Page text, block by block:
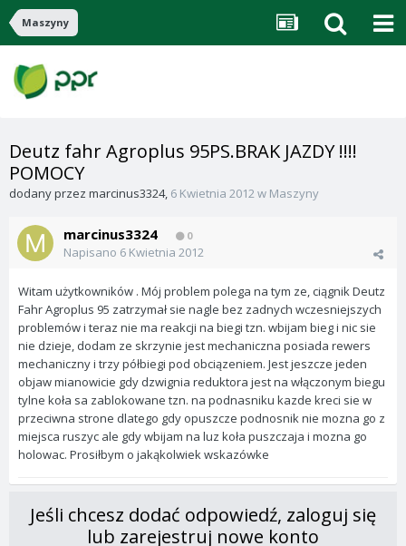
Maszyny
Deutz fahr Agroplus 95PS.BRAK JAZDY !!!!
POMOCY
dodany przez marcinus3324, 6 Kwietnia 2012w Maszyny
marcinus3324 0
Napisano 6 Kwietnia 2012
Witam użytkowników . Mój problem polega na tym ze, ciągnik Deutz
Fahr Agroplus 95 zatrzymał sie nagle bez zadnych wczesniejszych
problemów i teraz nie ma reakcji na biegi tzn. wbijam bieg i nic sie
nie dzieje, dodam ze skrzynie jest mechaniczna posiada rewers
mechaniczny i trzy półbiegi pod obciązeniem. Jest jeszcze jeden
objaw mianowicie gdy dzwignia reduktora jest na włączonym biegu
tylne koła sa zablokowane tzn. na podnasniku kazde kreci sie w
przeciwna strone dlatego gdy opuszcze podnosnik nie mozna go z
miejsca ruszyc ale gdy wbijam na luz koła puszczaja i mozna go
holowac. Prosiłbym o jakąkolwiek wskazówke
Jeśli chcesz dodać odpowiedź, zaloguj się
lub zarejestruj nowe konto